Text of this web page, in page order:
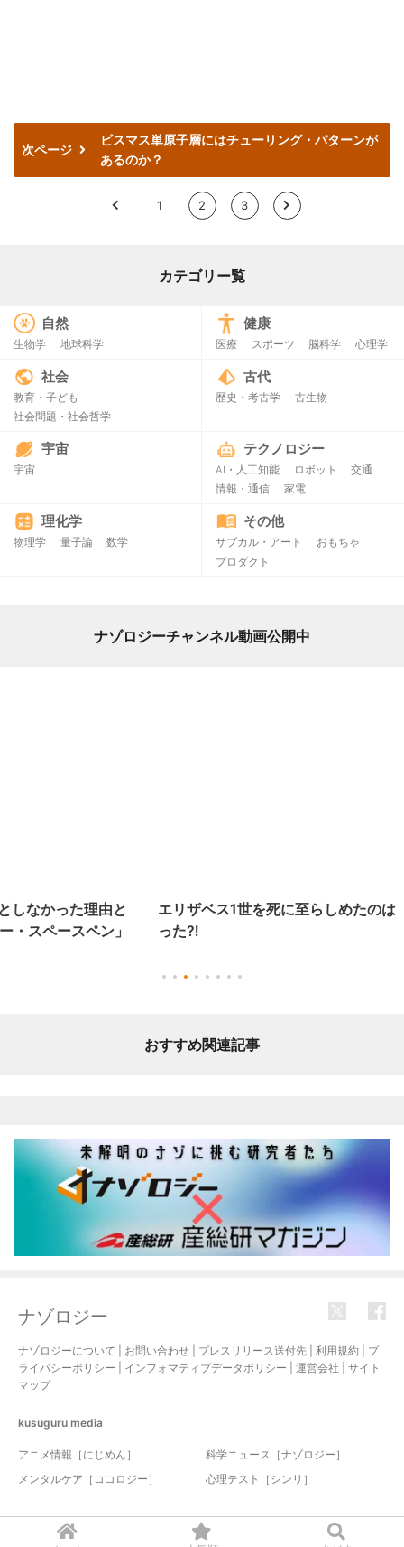
次ページ
ビスマス単原子層にはチューリング・パターンが
あるのか？
< 1 2 3 >
カテゴリー覧
自然
生物学 地球科学
健康
医療 スポーツ 脳科学 心理学
社会
教育・子ども
社会問題・社会哲学
古代
歴史・考古学 古生物
宇宙
宇宙
テクノロジー
AI・人工知能 ロボット
交通
情報・通信
家電
理化学
物理学 量子論 数学
その他
サブカル・アート
おもちゃ
プロダクト
ナゾロジーチャンネル動画公開中
エリザベス1世を死に至らしめたのは「白塗りメイク」だ
った⁈
おすすめ関連記事
ナゾロジー
ナゾロジーについて お問い合わせ プレスリリース送付先 利用規約
プ
ライバシーポリシー
インフォマティブデータポリシー 運営会社
サイト
マップ
kusuguru media
アニメ情報［にじめん］
科学ニュース［ナゾロジー］
メンタルケア［ココロジー］
心理テスト［シンリ］
© 2017-2026 nazology. all rights reserved.